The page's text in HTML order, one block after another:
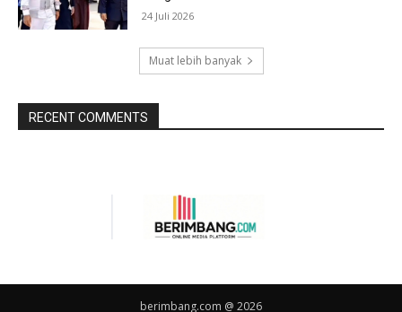
24 Juli 2026
Muat lebih banyak
RECENT COMMENTS
berimbang.com @ 2026